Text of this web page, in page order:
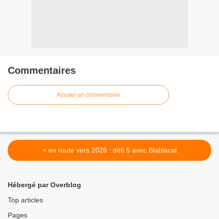
Commentaires
Ajouter un commentaire
< en route vers 2026 : défi 5 avec Blablacat
Hébergé par Overblog
Top articles
Pages